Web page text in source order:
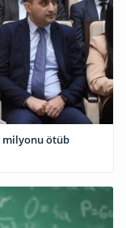
milyonu ötüb